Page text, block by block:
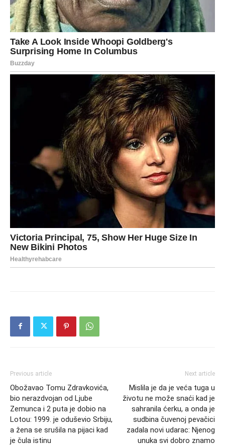
Previous article
Obožavao Tomu Zdravkovića,
bio nerazdvojan od Ljube
Zemunca i 2 puta je dobio na
Lotou: 1999. je oduševio Srbiju,
a žena se srušila na pijaci kad
je čula istinu
Next article
Mislila je da je veća tuga u
životu ne može snaći kad je
sahranila ćerku, a onda je
sudbina čuvenoj pevačici
zadala novi udarac: Njenog
unuka svi dobro znamo